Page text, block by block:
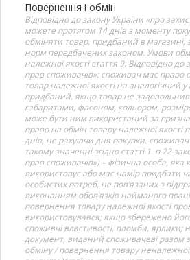
Повернення і обмін
Відповідно до закону України «про
можете протягом 14 днів з моменту
обміняти товар, придбаний в магазині,
норм передбачених законом. Умови
належної якості стаття 9. Відповідно до
прав споживачів»: споживач має право
товар належної якості на аналогічний
придбаний, якщо товар не
габаритами, фасоном, кольором,
може бути ним використаний за
право на обмін товару належної якості
днів, не рахуючи дня покупки.
такому значенні згідно статті 1. п.22
прав споживачів») – фізична особа, яка
використовує або має намір придбати
особистих потреб, не пов’язаних з
виконанням обов’язків найманого
повернення товару належної якості
використовувався; якщо збережено
споживчі властивості, пломби, ярлики;
документ, виданий споживачеві разом
обміну / повернення товару неналежної